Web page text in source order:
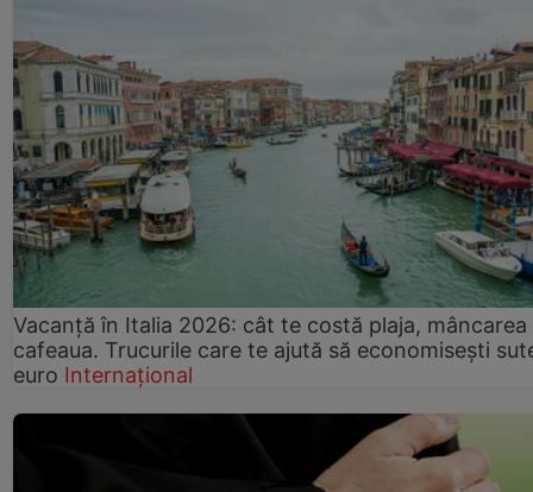
Vacanță în Italia 2026: cât te costă plaja, mâncarea
cafeaua. Trucurile care te ajută să economisești
euro Internațional